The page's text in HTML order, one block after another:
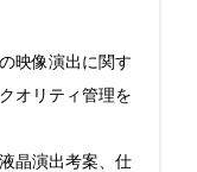
映像演出に関す
オリティ管理を
晶演出考案、仕